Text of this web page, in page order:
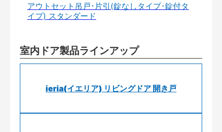
アウトセット吊戸･片引(錠なしタイプ･錠付タ
イプ) スタンダード
室内ドア製品ラインアップ
ieria(イエリア) リビングドア 開き戸